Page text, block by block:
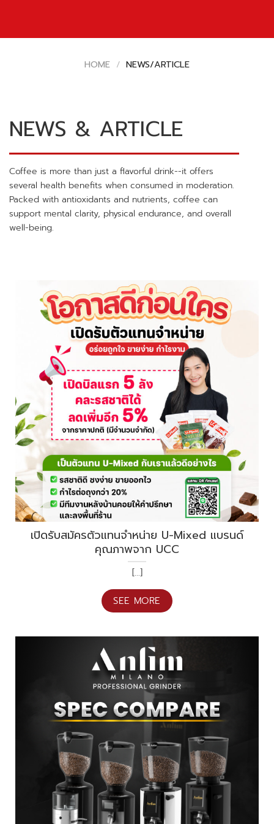
HOME / NEWS/ARTICLE
NEWS & ARTICLE
Coffee is more than just a flavorful drink--it offers
several health benefits when consumed in moderation.
Packed with antioxidants and nutrients, coffee can
support mental clarity, physical endurance, and overall
well-being.
เปิดรับสมัครตัวแทนจำหน่าย U-Mixed แบรนด์
คุณภาพจาก UCC
[...]
SEE MORE